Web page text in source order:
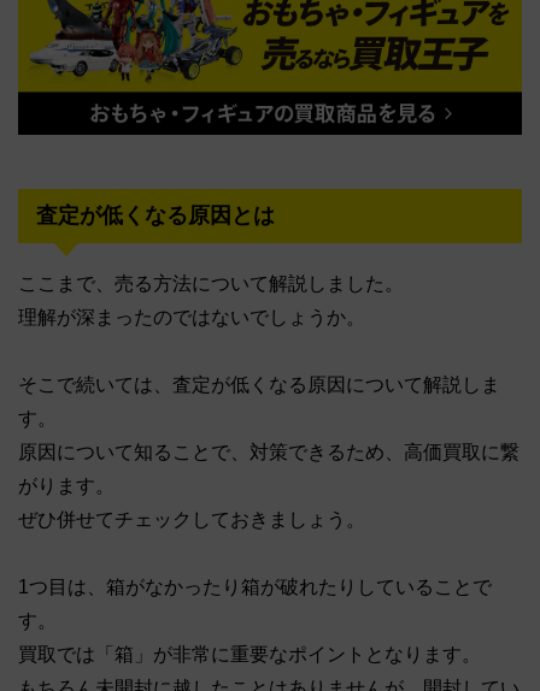
査定が低くなる原因とは
ここまで、売る方法について解説しました。
理解が深まったのではないでしょうか。
そこで続いては、査定が低くなる原因について解説しま
す。
原因について知ることで、対策できるため、高価買取に繋
がります。
ぜひ併せてチェックしておきましょう。
1つ目は、箱がなかったり箱が破れたりしていることで
す。
買取では「箱」が非常に重要なポイントとなります。